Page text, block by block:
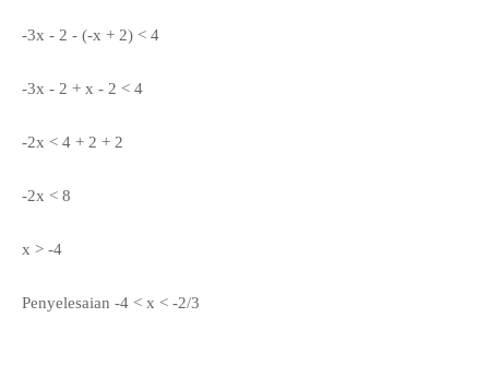
-3x - 2 - (-x + 2) < 4
-3x - 2 + x - 2 < 4
-2x < 4 + 2 + 2
-2x < 8
x > -4
Penyelesaian -4 < x < -2/3